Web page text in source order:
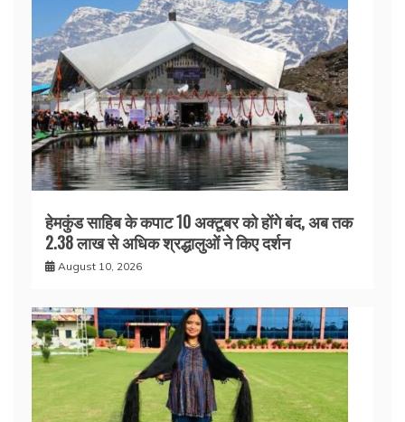
हेमकुंड साहिब के कपाट 10 अक्टूबर को होंगे बंद, अब तक
2.38 लाख से अधिक श्रद्धालुओं ने किए दर्शन
August 10, 2026